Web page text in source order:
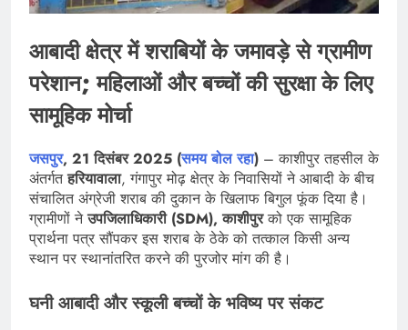
आबादी क्षेत्र में शराबियों के जमावड़े से ग्रामीण
परेशान; महिलाओं और बच्चों की सुरक्षा के लिए
सामूहिक मोर्चा
जसपुर, 21 दिसंबर 2025 (समय बोल रहा) – काशीपुर तहसील के
अंतर्गतहरियावाला, गंगापुर मोढ़ क्षेत्र के निवासियों ने आबादी के बीच
संचालित अंग्रेजी शराब की दुकान के खिलाफ बिगुल फूंक दिया है।
ग्रामीणों नेउपजिलाधिकारी (SDM), काशीपुरको एक सामूहिक
प्रार्थना पत्र सौंपकर इस शराब के ठेके को तत्काल किसी अन्य
स्थान पर स्थानांतरित करने की पुरजोर मांग की है।
घनी आबादी और स्कूली बच्चों के भविष्य पर संकट